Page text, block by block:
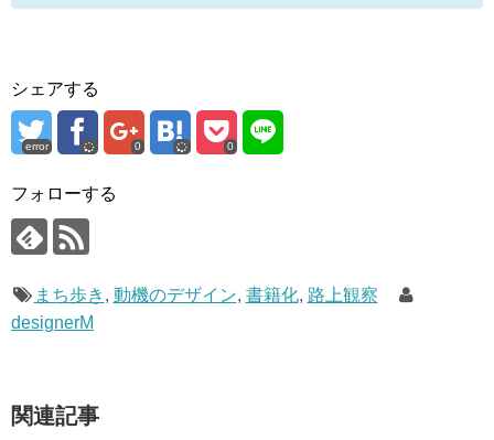
シェアする
error 0 0
フォローする
まち歩き , 動機のデザイン, 書籍化, 路上観察
designerM
関連記事